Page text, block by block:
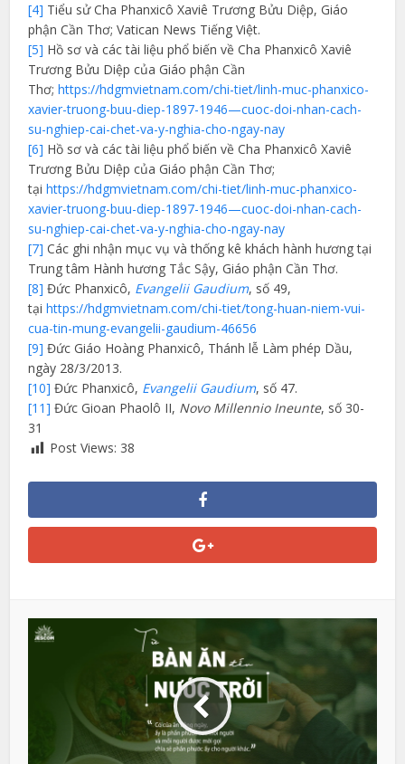
[4] Tiểu sử Cha Phanxicô Xaviê Trương Bửu Diệp, Giáo
phận Cần Thơ; Vatican News Tiếng Việt.
[5] Hồ sơ và các tài liệu phổ biến về Cha Phanxicô Xaviê
Trương Bửu Diệp của Giáo phận Cần
Thơ;https://hdgmvietnam.com/chi-tiet/linh-muc-phanxico-
xavier-truong-buu-diep-1897-1946—cuoc-doi-nhan-cach-
su-nghiep-cai-chet-va-y-nghia-cho-ngay-nay
[6] Hồ sơ và các tài liệu phổ biến về Cha Phanxicô Xaviê
Trương Bửu Diệp của Giáo phận Cần Thơ;
tạihttps://hdgmvietnam.com/chi-tiet/linh-muc-phanxico-
xavier-truong-buu-diep-1897-1946—cuoc-doi-nhan-cach-
su-nghiep-cai-chet-va-y-nghia-cho-ngay-nay
[7] Các ghi nhận mục vụ và thống kê khách hành hương tại
Trung tâm Hành hương Tắc Sậy, Giáo phận Cần Thơ.
[8] Đức Phanxicô, Evangelii Gaudium, số 49,
tạihttps://hdgmvietnam.com/chi-tiet/tong-huan-niem-vui-
cua-tin-mung-evangelii-gaudium-46656
[9] Đức Giáo Hoàng Phanxicô, Thánh lễ Làm phép Dầu,
ngày 28/3/2013.
[10] Đức Phanxicô, Evangelii Gaudium, số 47.
[11] Đức Gioan Phaolô II, Novo Millennio Ineunte, số 30-
31
Post Views: 38